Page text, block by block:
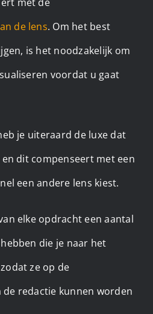
de lens. Om het best
is het noodzakelijk om
voordat u gaat
je uiteraard de luxe dat
dit compenseert met een
een andere lens kiest.
elke opdracht een aantal
die je naar het
ze op de
redactie kunnen worden